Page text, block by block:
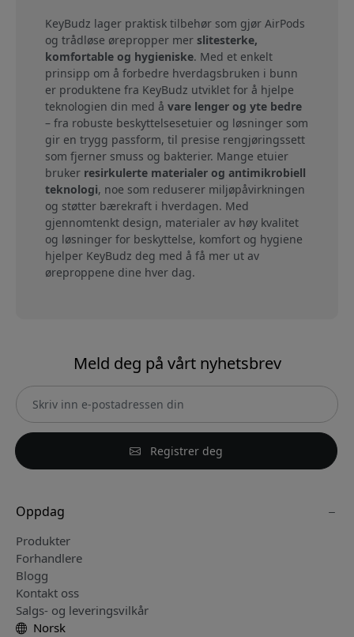
KeyBudz lager praktisk tilbehør som gjør AirPods
og trådløse ørepropper mer slitesterke,
komfortable og hygieniske. Med et enkelt
prinsipp om å forbedre hverdagsbruken i bunn
er produktene fra KeyBudz utviklet for å hjelpe
teknologien din med å vare lenger og yte bedre
– fra robuste beskyttelsesetuier og løsninger som
gir en trygg passform, til presise rengjøringssett
som fjerner smuss og bakterier. Mange etuier
bruker resirkulerte materialer og antimikrobiell
teknologi, noe som reduserer miljøpåvirkningen
og støtter bærekraft i hverdagen. Med
gjennomtenkt design, materialer av høy kvalitet
og løsninger for beskyttelse, komfort og hygiene
hjelper KeyBudz deg med å få mer ut av
øreproppene dine hver dag.
Meld deg på vårt nyhetsbrev
Registrer deg
Oppdag
Produkter
Forhandlere
Blogg
Kontakt oss
Salgs- og leveringsvilkår
Norsk